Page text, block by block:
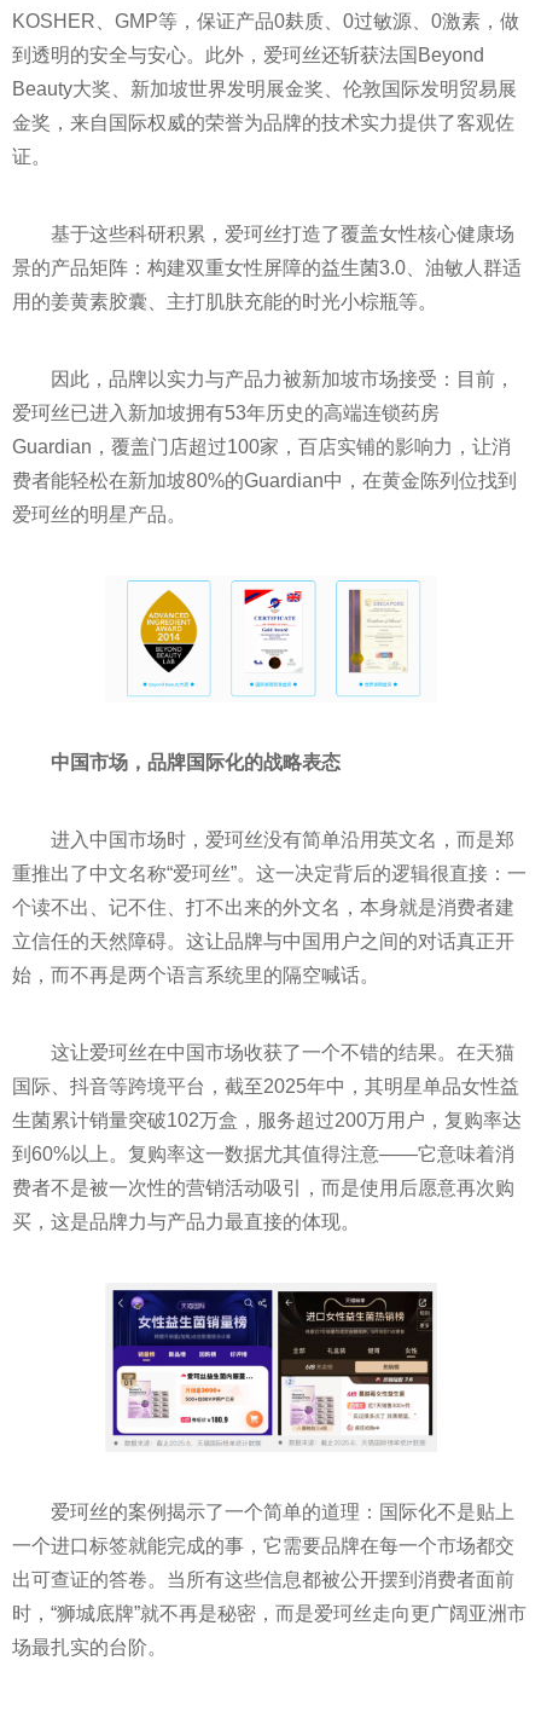
KOSHER、GMP等，保证产品0麸质、0过敏源、0激素，做
到透明的安全与安心。此外，爱珂丝还斩获法国Beyond
Beauty大奖、新加坡世界发明展金奖、伦敦国际发明贸易展
金奖，来自国际权威的荣誉为品牌的技术实力提供了客观佐
证。
基于这些科研积累，爱珂丝打造了覆盖女性核心健康场
景的产品矩阵：构建双重女性屏障的益生菌3.0、油敏人群适
用的姜黄素胶囊、主打肌肤充能的时光小棕瓶等。
因此，品牌以实力与产品力被新加坡市场接受：目前，
爱珂丝已进入新加坡拥有53年历史的高端连锁药房
Guardian，覆盖门店超过100家，百店实铺的影响力，让消
费者能轻松在新加坡80%的Guardian中，在黄金陈列位找到
爱珂丝的明星产品。
中国市场，品牌国际化的战略表态
进入中国市场时，爱珂丝没有简单沿用英文名，而是郑
重推出了中文名称“爱珂丝”。这一决定背后的逻辑很直接：一
个读不出、记不住、打不出来的外文名，本身就是消费者建
立信任的天然障碍。这让品牌与中国用户之间的对话真正开
始，而不再是两个语言系统里的隔空喊话。
这让爱珂丝在中国市场收获了一个不错的结果。在天猫
国际、抖音等跨境平台，截至2025年中，其明星单品女性益
生菌累计销量突破102万盒，服务超过200万用户，复购率达
到60%以上。复购率这一数据尤其值得注意——它意味着消
费者不是被一次性的营销活动吸引，而是使用后愿意再次购
买，这是品牌力与产品力最直接的体现。
爱珂丝的案例揭示了一个简单的道理：国际化不是贴上
一个进口标签就能完成的事，它需要品牌在每一个市场都交
出可查证的答卷。当所有这些信息都被公开摆到消费者面前
时，“狮城底牌”就不再是秘密，而是爱珂丝走向更广阔亚洲市
场最扎实的台阶。